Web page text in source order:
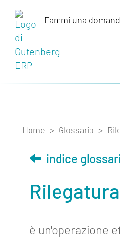
Fammi una
Home > Glossario >
indice
Rilegatura
è un'operazione